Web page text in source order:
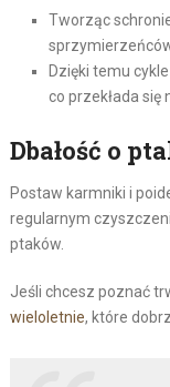
Tworząc
Dzięki temu
co przekłada się
Dbałość o
Postaw karmniki i
regularnym
ptaków.
Jeśli chcesz poznać
wieloletnie, które